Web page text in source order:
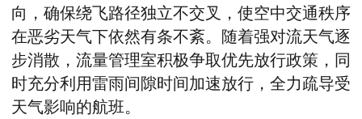
向，确保绕飞路径独立不交叉，使空中交通秩序
在恶劣天气下依然有条不紊。随着强对流天气逐
步消散，流量管理室积极争取优先放行政策，同
时充分利用雷雨间隙时间加速放行，全力疏导受
天气影响的航班。